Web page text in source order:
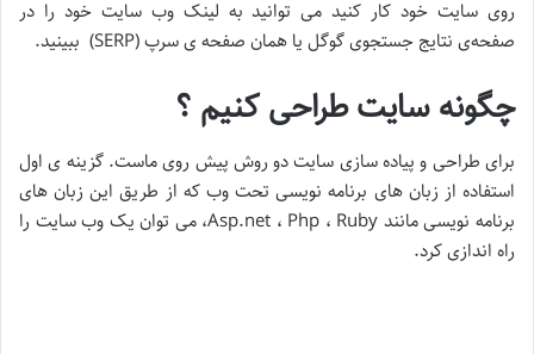
روی سایت خود کار کنید می توانید به لینک وب سایت خود را در
صفحه‌ی نتایج جستجوی گوگل یا همان صفحه ی سرپ (SERP) ببینید.
چگونه سایت طراحی کنیم ؟
برای طراحی و پیاده سازی سایت دو روش پیش روی ماست. گزینه ی اول
استفاده از زبان های برنامه نویسی تحت وب که از طریق این زبان های
برنامه نویسی مانند Asp.net ، Php ، Ruby، می توان یک وب سایت را
راه اندازی کرد.